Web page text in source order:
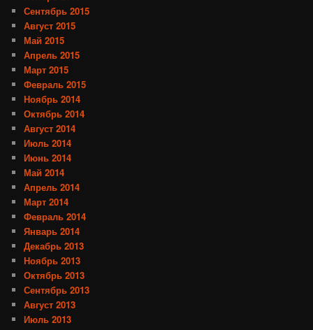
Сентябрь 2015
Август 2015
Май 2015
Апрель 2015
Март 2015
Февраль 2015
Ноябрь 2014
Октябрь 2014
Август 2014
Июль 2014
Июнь 2014
Май 2014
Апрель 2014
Март 2014
Февраль 2014
Январь 2014
Декабрь 2013
Ноябрь 2013
Октябрь 2013
Сентябрь 2013
Август 2013
Июль 2013